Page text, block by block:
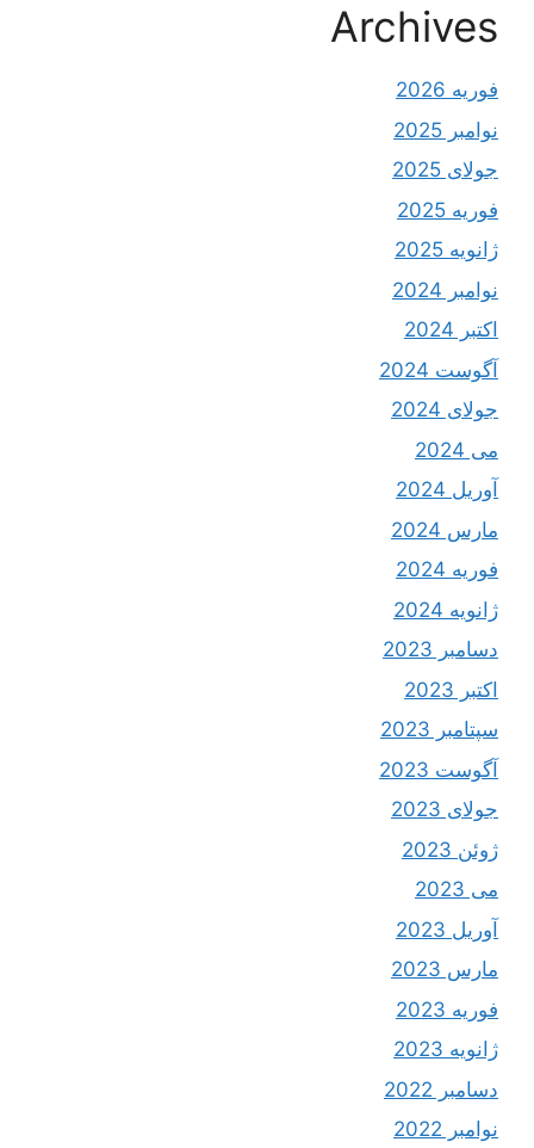
Archives
فوریه 2026
نوامبر 2025
جولای 2025
فوریه 2025
ژانویه 2025
نوامبر 2024
اکتبر 2024
آگوست 2024
جولای 2024
می 2024
آوریل 2024
مارس 2024
فوریه 2024
ژانویه 2024
دسامبر 2023
اکتبر 2023
سپتامبر 2023
آگوست 2023
جولای 2023
ژوئن 2023
می 2023
آوریل 2023
مارس 2023
فوریه 2023
ژانویه 2023
دسامبر 2022
نوامبر 2022